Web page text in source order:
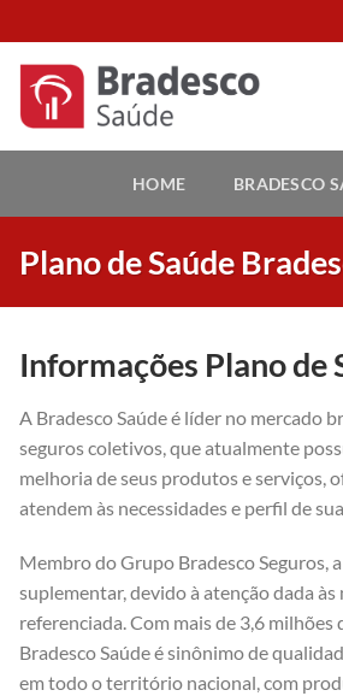
HOME BRADESCO
Plano de Saúde
Informações Plano de
A Bradesco Saúde é líder no mercado
seguros coletivos, que atualmente
melhoria de seus produtos e serviços,
atendem às necessidades e perfil de
Membro do Grupo Bradesco Seguros, a
suplementar, devido à atenção dada
referenciada. Com mais de 3,6 milhões
Bradesco Saúde é sinônimo de
em todo o território nacional, com